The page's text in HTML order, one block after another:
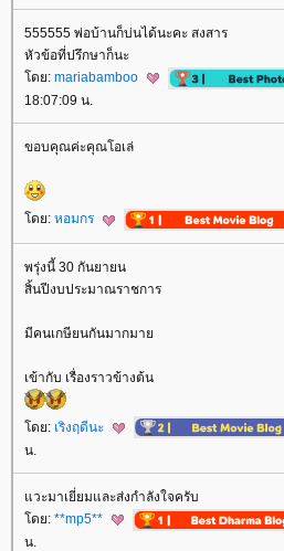
555555 พ่อบ้านก็บ่นได้นะคะ สงสาร
หัวข้อที่ปรึกษาก็นะ
ดย: mariabamboo
18:07:09 น.
ขอบคุณค่ะคุณโอเล่
ดย: หอมกร
พรุ่งนี้ 30 กันยายน
สิ้นปีงบประมาณราชการ
มีคนเกษียนกันมากมา
เข้ากับ เรื่องราวข้างต้น
ดย: เริงฤดีนะ
น.
วะมาเยี่ยมและส่งกำลังใจครับ
ดย: **mp5**
น.